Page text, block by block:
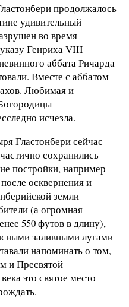
продолжалось
удивительный
во время
Генриха VIII
аббата Ричарда
Вместе с аббатом
Любимая и
исчезла.
Гластонбери сейчас
сохранились
постройки, например
осквернения и
земли
(а огромная
550 футов в длину),
заливными лугами
напоминать о том,
и Пресвятой
это святое место